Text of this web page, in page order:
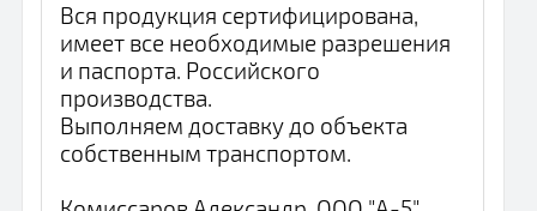
Вся продукция сертифицирована,
имеет все необходимые разрешения
и паспорта. Российского
производства.
Выполняем доставку до объекта
собственным транспортом.